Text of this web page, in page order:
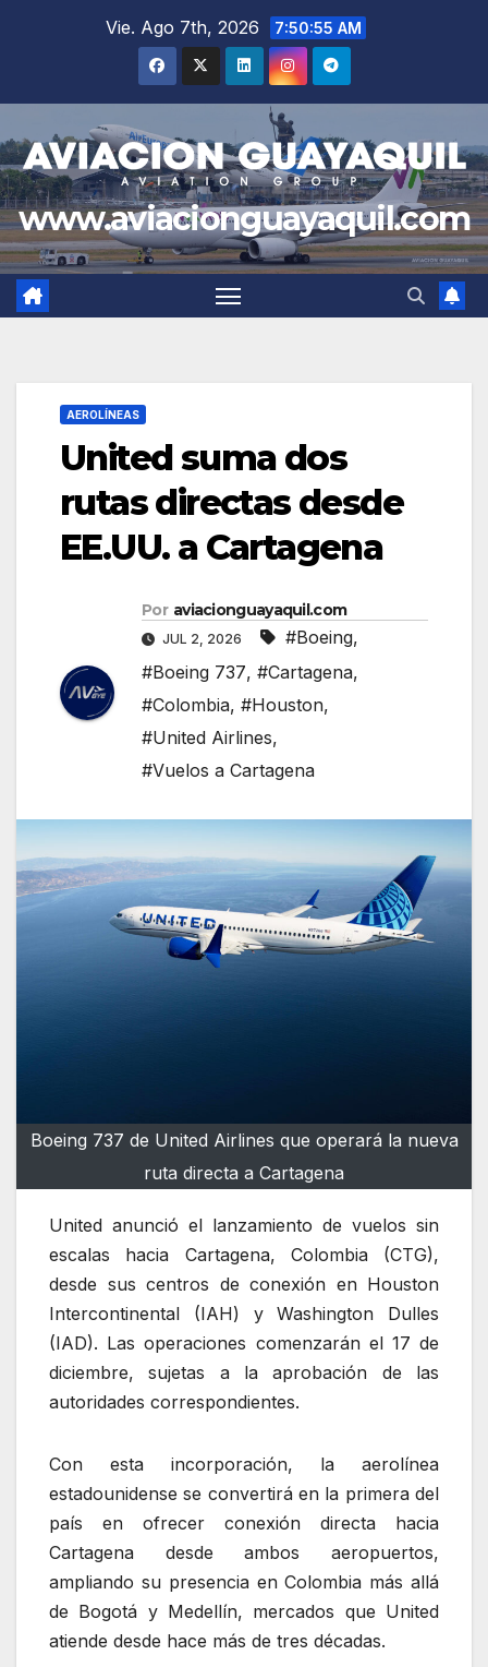
Vie. Ago 7th, 2026 7:50:56 AM
www.aviacionguayaquil.com
AEROLÍNEAS
United suma dos
rutas directas desde
EE.UU. a Cartagena
Por aviacionguayaquil.com
JUL 2, 2026 #Boeing,
#Boeing 737, #Cartagena,
#Colombia, #Houston,
#United Airlines,
#Vuelos a Cartagena
Boeing 737 de United Airlines que operará la nueva
ruta directa a Cartagena
United anunció el lanzamiento de vuelos sin
escalas hacia Cartagena, Colombia (CTG),
desde sus centros de conexión en Houston
Intercontinental (IAH) y Washington Dulles
(IAD). Las operaciones comenzarán el 17 de
diciembre, sujetas a la aprobación de las
autoridades correspondientes.
Con esta incorporación, la aerolínea
estadounidense se convertirá en la primera del
país en ofrecer conexión directa hacia
Cartagena desde ambos aeropuertos,
ampliando su presencia en Colombia más allá
de Bogotá y Medellín, mercados que United
atiende desde hace más de tres décadas.